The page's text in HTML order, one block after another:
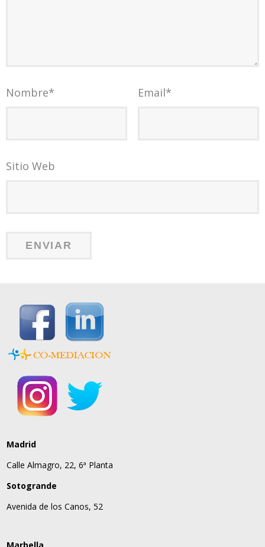
Nombre* Email*
Sitio Web
Madrid
Calle Almagro, 22, 6ª Planta
Sotogrande
Avenida de los Canos, 52